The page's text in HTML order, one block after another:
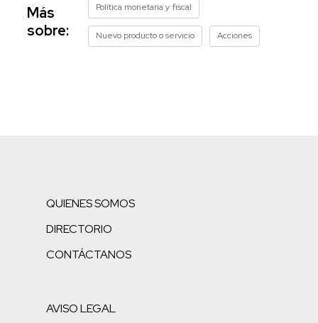
Más
sobre:
Política monetaria y fiscal
Nuevo producto o servicio Acciones
QUIENES SOMOS
DIRECTORIO
CONTÁCTANOS
AVISO LEGAL